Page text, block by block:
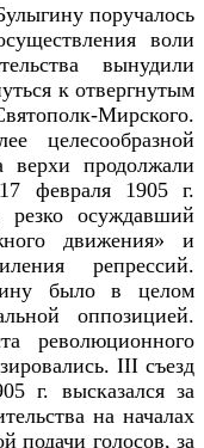
поручалось
воли
вынудили
к отвергнутым
Мирского.
целесообразной
верхи продолжали
февраля 1905 г.
осуждавший
движения» и
репрессий.
было в целом
оппозицией.
революционного
III съезд
г. высказался за
на началах
подачи голосов, за